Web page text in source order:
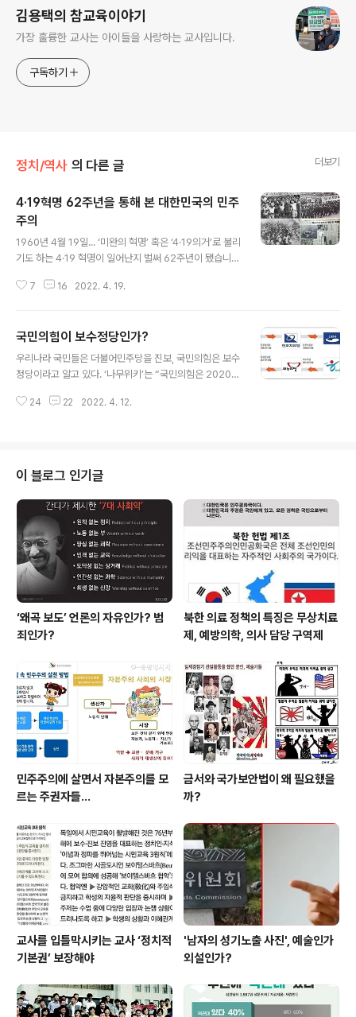
김용택의 참교육이야기
가장 훌륭한 교사는 아이들을 사랑하는 교사입니다.
구독하기
정치/역사 의 다른 글 더보기
4·19혁명 62주년을 통해 본 대한민국의 민주
주의
1960년 4월 19일... ‘미완의 혁명’ 혹은 ‘4·19의거’로 불리
기도 하는 4·19 혁명이 일어난지 벌써 62주년이 됐습니
늘의 대한민국을 사는 국민들은 4·19혁명에 대해 얼마나
왜....’라는 사건 중심의 지식입니다. 사관(史觀)없이 암기
한 지식은 ‘나’의 삶, ‘우리’의 삶을 얼마나 바꿔놓을까요?
사관없는 지식, 내가 알고 있는 지식은 ‘맹인모상’(盲人摸
년 3월 15일 자유당정권의 개표조작애 반발 ‘부정선거 부
7 16 2022. 4. 19.
국민의힘이 보수정당인가?
우리나라 국민들은 더불어민주당을 진보, 국민의힘은 보수
정당이라고 알고 있다. ‘나무위키’는 “국민의힘은 2020년
0 등의 보수정당들이 신설 합당하여 중도·보수 세력을 통
년 9월 2일 당명을 국민의힘으로 변경하였다.”고 소개하고
있다. ‘나무우;키’는 국민의힘을 “한국 보수진영의 계보를
잇는 적통이라고 할 수 있으며, 1997년 신한국당과 통합민
주당의 신설합당을 통해 창당된 한나라당을 당의 공식적인
기원으로 규정하고 있다”고 소개했다. ‘나무위키’는 “결론
적으로 미래통합당 창당 이후를 보자..
24 22 2022. 4. 12.
이 블로그 인기글
‘왜곡 보도’ 언론의 자유인가? 범
죄인가?
북한 의료 정책의 특징은 무상치료
제, 예방의학, 의사 담당 구역제
민주주의에 살면서 자본주의를 모
르는 주권자들...
금서와 국가보안법이 왜 필요했을
까?
교사를 입틀막시키는 교사 ‘정치적
기본권’ 보장해야
'남자의 성기노출 사진', 예술인가
외설인가?